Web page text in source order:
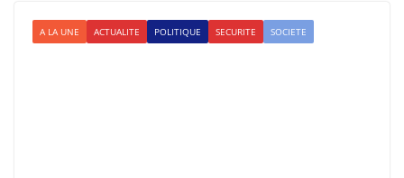
A LA UNE ACTUALITE POLITIQUE SECURITE SOCIETE